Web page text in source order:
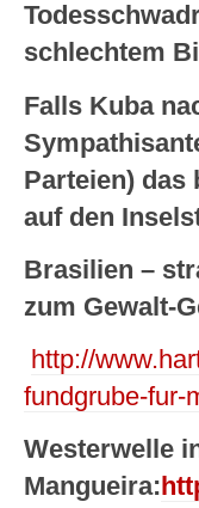
schlechtem
Falls Kuba
Parteien)
auf den
Brasilien –
zum Gewalt-
http://
fundgrube-fur-
Westerwelle
Mangueira: